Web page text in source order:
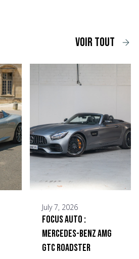
voir tout
July 7, 2026
Focus Auto :
Mercedes-Benz AMG
GTC Roadster